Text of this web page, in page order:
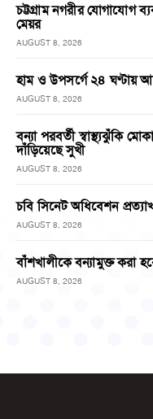
চট্টগ্রাম নগরীর যোগাযোগ
মেয়র
AUGUST 8, 2026
হাম ও উপসর্গে ২৪ ঘণ্টায়
AUGUST 8, 2026
বন্যা পরবর্তী স্বাস্থ্যঝুঁকি
দাঁড়িয়েছে সুখী
AUGUST 8, 2026
চবি সিনেট অধিবেশন
AUGUST 8, 2026
বাঁশখালীকে বন্যামুক্ত করা
AUGUST 8, 2026